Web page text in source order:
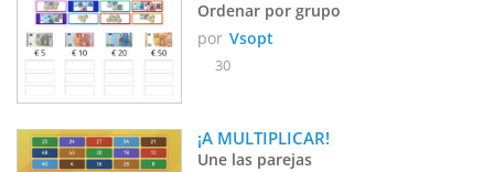
Ordenar por grupo
por Vsopt
30
¡A MULTIPLICAR!
Une las parejas